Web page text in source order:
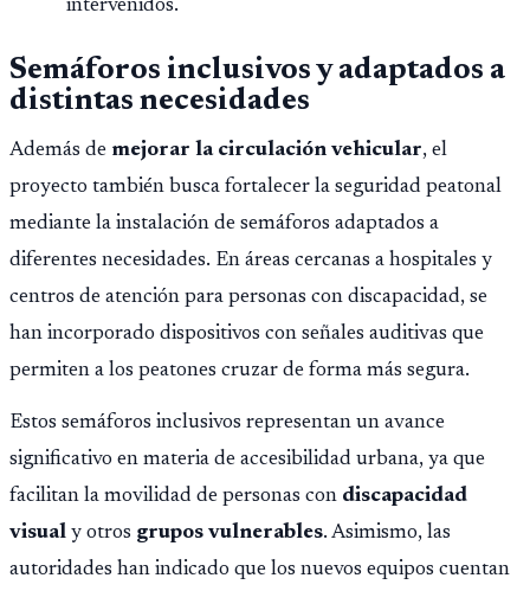
intervenidos.
Semáforos inclusivos y adaptados a
distintas necesidades
Además de mejorar la circulación vehicular, el
proyecto también busca fortalecer la seguridad peatonal
mediante la instalación de semáforos adaptados a
diferentes necesidades. En áreas cercanas a hospitales y
centros de atención para personas con discapacidad, se
han incorporado dispositivos con señales auditivas que
permiten a los peatones cruzar de forma más segura.
Estos semáforos inclusivos representan un avance
significativo en materia de accesibilidad urbana, ya que
facilitan la movilidad de personas con discapacidad
visual y otros grupos vulnerables. Asimismo, las
autoridades han indicado que los nuevos equipos cuentan